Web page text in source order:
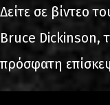
Δείτε σε βίντεο
Bruce Dickinson,
πρόσφατη